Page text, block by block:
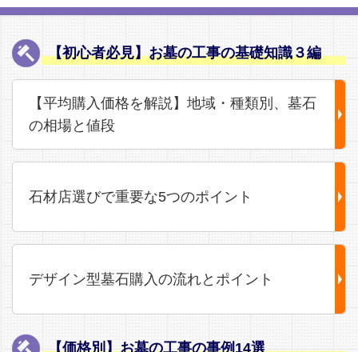
【初心者必見】お墓の工事の基礎知識３編
【平均購入価格を解説】地域・種類別、墓石
の相場と値段
石材店選びで重要な5つのポイント
デザイン型墓石購入の流れとポイント
【価格別】お墓の工事の事例14選